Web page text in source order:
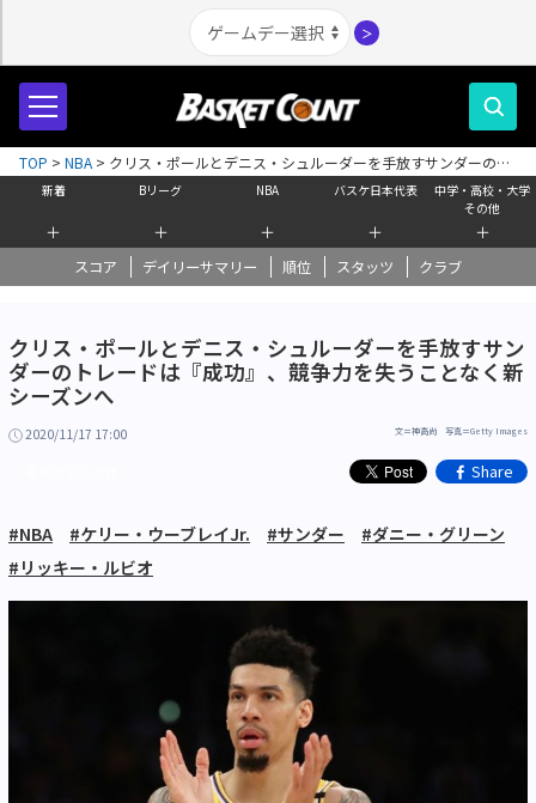
＞
新着
＋
Bリーグ
＋
NBA
＋
バスケ日本代表
＋
中学・高校・大学
その他
＋
スコア デイリーサマリー 順位 スタッツ クラブ
TOP > NBA > クリス・ポールとデニス・シュルーダーを手放すサンダーのト
レードは『成功』、競争力を失うことなく新シーズンへ
クリス・ポールとデニス・シュルーダーを手放すサン
ダーのトレードは『成功』、競争力を失うことなく新
シーズンへ
2020/11/17 17:00 文＝神高尚 写真＝Getty Images
Share
#NBA #ケリー・ウーブレイJr. #サンダー
#ダニー・グリーン
#リッキー・ルビオ